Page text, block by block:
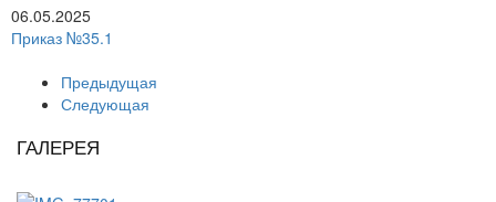
06.05.2025
Приказ №35.1
Предыдущая
Следующая
ГАЛЕРЕЯ